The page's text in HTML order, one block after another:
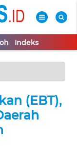
Indeks
(EBT),